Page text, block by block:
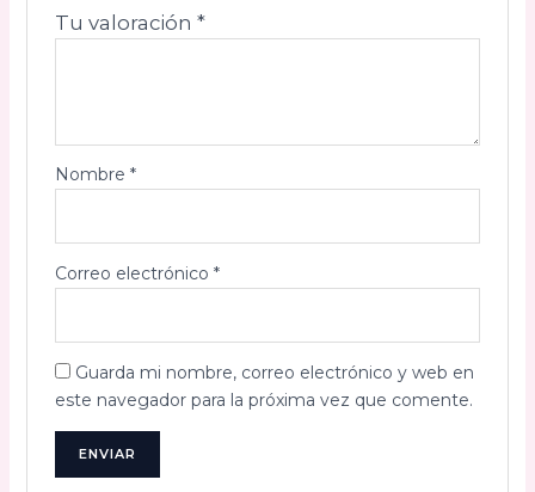
Tu valoración *
Nombre *
Correo electrónico *
Guarda mi nombre, correo electrónico y web en
este navegador para la próxima vez que comente.